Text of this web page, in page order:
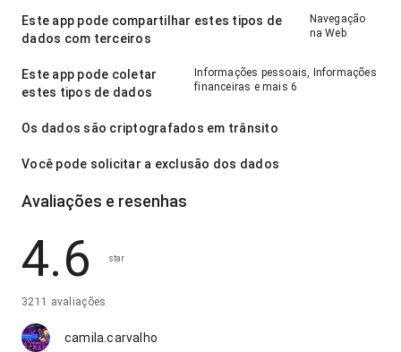
Este app pode compartilhar estes tipos de
dados com terceiros
Navegação
na Web
Este app pode coletar
estes tipos de dados
Informações pessoais, Informações
financeiras e mais 6
Os dados são criptografados em trânsito
Você pode solicitar a exclusão dos dados
Avaliações e resenhas
4.6 star
3211 avaliações
camila.carvalho